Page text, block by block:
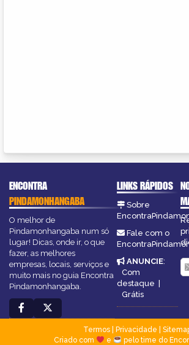
ENCONTRA
PINDAMONHANGABA
O melhor de
Pindamonhangaba num só
lugar! Dicas, onde ir, o que
fazer, as melhores
empresas, locais, serviços e
muito mais no guia Encontra
Pindamonhangaba.
LINKS RÁPIDOS
Sobre
Fale com o
ANUNCIE:
Com
destaque |
Grátis
Termos| Privacidade
Criado com
e pelo time do